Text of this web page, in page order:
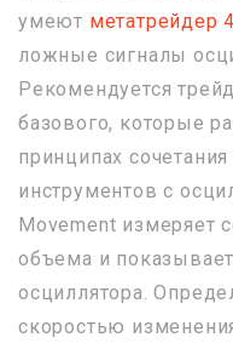
умеют метатрейдер
ложные сигналы
Рекомендуется
базового, которые
принципах
инструментов с
Movement измеряет
объема и
осциллятора.
скоростью